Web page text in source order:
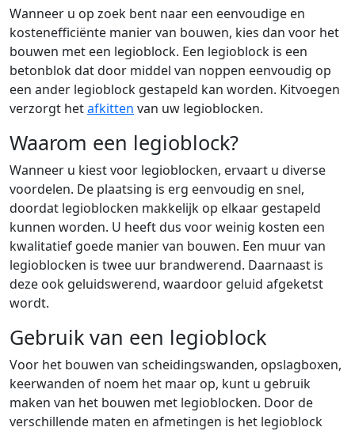
Wanneer u op zoek bent naar een eenvoudige en
kostenefficiënte manier van bouwen, kies dan voor het
bouwen met een legioblock. Een legioblock is een
betonblok dat door middel van noppen eenvoudig op
een ander legioblock gestapeld kan worden. Kitvoegen
verzorgt hetafkitten van uw legioblocken.
Waarom een legioblock?
Wanneer u kiest voor legioblocken, ervaart u diverse
voordelen. De plaatsing is erg eenvoudig en snel,
doordat legioblocken makkelijk op elkaar gestapeld
kunnen worden. U heeft dus voor weinig kosten een
kwalitatief goede manier van bouwen. Een muur van
legioblocken is twee uur brandwerend. Daarnaast is
deze ook geluidswerend, waardoor geluid afgeketst
wordt.
Gebruik van een legioblock
Voor het bouwen van scheidingswanden, opslagboxen,
keerwanden of noem het maar op, kunt u gebruik
maken van het bouwen met legioblocken. Door de
verschillende maten en afmetingen is het legioblock